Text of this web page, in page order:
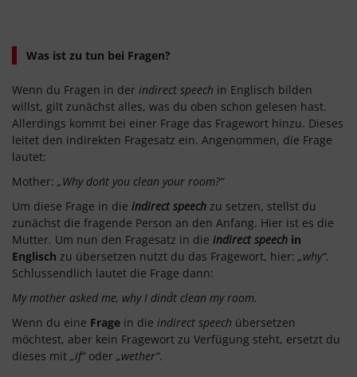
Was ist zu tun bei Fragen?
Wenn du Fragen in der indirect speech in Englisch bilden
willst, gilt zunächst alles, was du oben schon gelesen hast.
Allerdings kommt bei einer Frage das Fragewort hinzu. Dieses
leitet den indirekten Fragesatz ein. Angenommen, die Frage
lautet:
Mother: „Why don´t you clean your room?“
Um diese Frage in die indirect speech zu setzen, stellst du
zunächst die fragende Person an den Anfang. Hier ist es die
Mutter. Um nun den Fragesatz in die indirect speech in
Englisch zu übersetzen nutzt du das Fragewort, hier: „why“.
Schlussendlich lautet die Frage dann:
My mother asked me, why I dind´t clean my room.
Wenn du eine Frage in die indirect speech übersetzen
möchtest, aber kein Fragewort zu Verfügung steht, ersetzt du
dieses mit „if“oder „wether“.